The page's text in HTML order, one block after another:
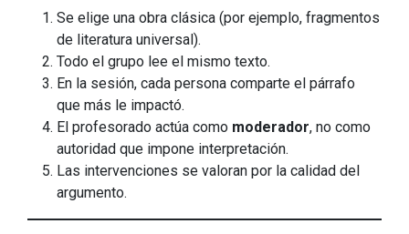
Se elige una obra clásica (por ejemplo, fragmentos
de literatura universal).
Todo el grupo lee el mismo texto.
En la sesión, cada persona comparte el párrafo
que más le impactó.
El profesorado actúa como moderador, no como
autoridad que impone interpretación.
Las intervenciones se valoran por la calidad del
argumento.